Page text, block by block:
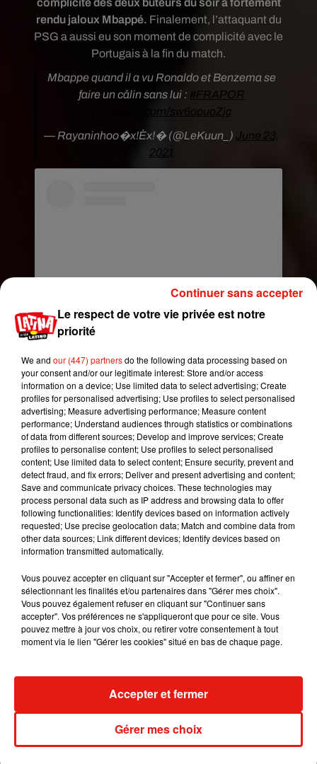
complicité des deux buteurs du soir a fortement
rendu jaloux Mbappé. Finalement, l’attaquant du
PSG a aussi eu son moment de complicité avec le
Portugais à la fin du match.
Mbappe quand il a vu Ronaldo et Benzema se
faire un câlin sans lui : #FRAPOR
pic.twitter.com/sw6opuoZjc
— Rayaninhoo�x!Èx!� (@LeKuun_) June 23,
2021
Une publication partagée par Instant Foot (@instant_foot)
D’autres ont choisi de retenir la complicité entre
les deux joueurs. Comme Classis, qui écrit
“Karim Benzema qui met le doublé pour
l’anniversaire de Zidane (23 juin) dans un match
ou Ronaldo met son doublé également” Varan
2.0 lui n’a pas manqué de noter que les
adversaires du soir ont presque célébré un but
ensemble.
l'anniversaire de Zidane dans un match ou
Ronaldo met son doublé également
pic.twitter.com/bI5AkpuGKm
— Classis (@MarineClassis) June 23, 2021
pic.twitter.com/BMUkobJLd9
— varan�xÊ 2.0 �xÈxÈ�x!Èx!Èx!Èx!Èx!Èx!
Èx�xÈ (@luca_varan)June 23, 2021
Le respect de votre vie privée est notre
priorité
We and our (447) partnersdo the following data processing based on
your consent and/or our legitimate interest: Store and/or access
information on a device; Use limited data to select advertising; Create
profiles for personalised advertising; Use profiles to select personalised
advertising; Measure advertising performance; Measure content
performance; Understand audiences through statistics or combinations
of data from different sources; Develop and improve services; Create
profiles to personalise content; Use profiles to select personalised
content; Use limited data to select content; Ensure security, prevent and
detect fraud, and fix errors; Deliver and present advertising and content;
Save and communicate privacy choices. These technologies may
process personal data such as IP address and browsing data to offer
following functionalities: Identify devices based on information actively
requested; Use precise geolocation data; Match and combine data from
other data sources; Link different devices; Identify devices based on
information transmitted automatically.
Vous pouvez accepter en cliquant sur "Accepter et fermer", ou affiner en
sélectionnant les finalités et/ou partenaires dans "Gérer mes choix".
Vous pouvez également refuser en cliquant sur "Continuer sans
accepter". Vos préférences ne s'appliqueront que pour ce site. Vous
pouvez mettre à jour vos choix, ou retirer votre consentement à tout
moment via le lien "Gérer les cookies" situé en bas de chaque page.
Gérer mes choix
Accepter et fermer
Continuer sans accepter